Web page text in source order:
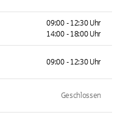
09:00 - 12:30 Uhr
14:00 - 18:00 Uhr
09:00 - 12:30 Uhr
Geschlossen